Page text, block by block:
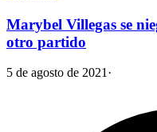
Marybel Villegas se
otro partido
5 de agosto de 2021 ·